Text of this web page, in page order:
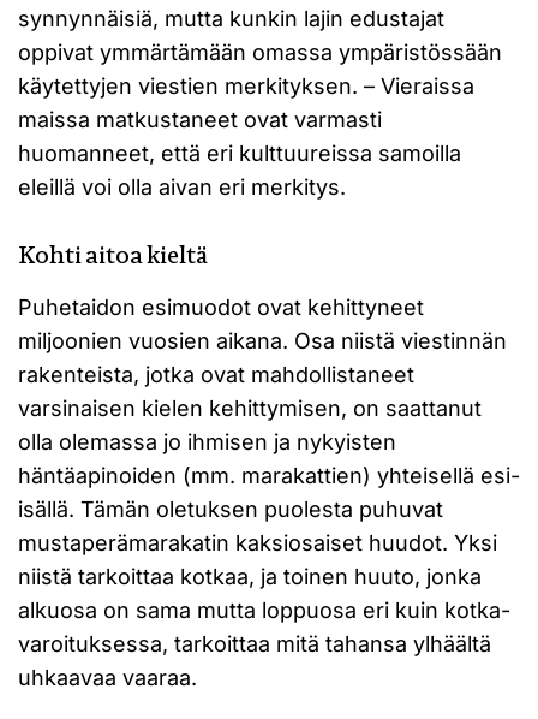
synnynnäisiä, mutta kunkin lajin edustajat
oppivat ymmärtämään omassa ympäristössään
käytettyjen viestien merkityksen. – Vieraissa
maissa matkustaneet ovat varmasti
huomanneet, että eri kulttuureissa samoilla
eleillä voi olla aivan eri merkitys.
Kohti aitoa kieltä
Puhetaidon esimuodot ovat kehittyneet
miljoonien vuosien aikana. Osa niistä viestinnän
rakenteista, jotka ovat mahdollistaneet
varsinaisen kielen kehittymisen, on saattanut
olla olemassa jo ihmisen ja nykyisten
häntäapinoiden (mm. marakattien) yhteisellä esi-
isällä. Tämän oletuksen puolesta puhuvat
mustaperämarakatin kaksiosaiset huudot. Yksi
niistä tarkoittaa kotkaa, ja toinen huuto, jonka
alkuosa on sama mutta loppuosa eri kuin kotka-
varoituksessa, tarkoittaa mitä tahansa ylhäältä
uhkaavaa vaaraa.